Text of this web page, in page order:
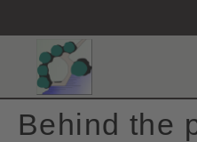
Behind the